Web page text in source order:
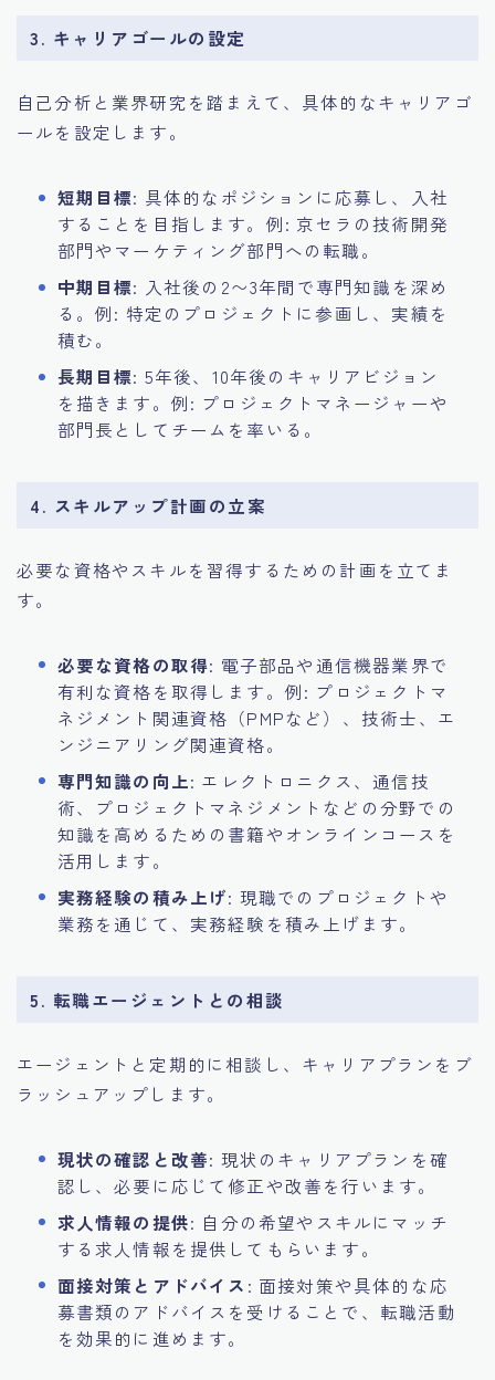
3. キャリアゴールの設定
自己分析と業界研究を踏まえて、具体的なキャリアゴ
ールを設定します。
短期目標: 具体的なポジションに応募し、入社
することを目指します。例: 京セラの技術開発
部門やマーケティング部門への転職。
中期目標: 入社後の2〜3年間で専門知識を深め
る。例: 特定のプロジェクトに参画し、実績を
積む。
長期目標: 5年後、10年後のキャリアビジョン
を描きます。例: プロジェクトマネージャーや
部門長としてチームを率いる。
4. スキルアップ計画の立案
必要な資格やスキルを習得するための計画を立てま
す。
必要な資格の取得: 電子部品や通信機器業界で
有利な資格を取得します。例: プロジェクトマ
ネジメント関連資格（PMPなど）、技術士、エ
ンジニアリング関連資格。
専門知識の向上: エレクトロニクス、通信技
術、プロジェクトマネジメントなどの分野での
知識を高めるための書籍やオンラインコースを
活用します。
実務経験の積み上げ: 現職でのプロジェクトや
業務を通じて、実務経験を積み上げます。
5. 転職エージェントとの相談
エージェントと定期的に相談し、キャリアプランをブ
ラッシュアップします。
現状の確認と改善: 現状のキャリアプランを確
認し、必要に応じて修正や改善を行います。
求人情報の提供: 自分の希望やスキルにマッチ
する求人情報を提供してもらいます。
面接対策とアドバイス : 面接対策や具体的な応
募書類のアドバイスを受けることで、転職活動
を効果的に進めます。